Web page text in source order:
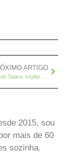
ARTIGO
Oásis no deserto do Saara: explore Siwa, no Egito
2015, sou
mais de 60
sozinha.